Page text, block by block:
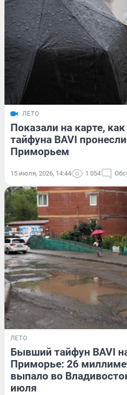
ЛЕТО
Показали на карте,
тайфуна BAVI
Приморьем
15 июля, 2026, 14:44 1 054
ЛЕТО
Бывший тайфун BAVI
Приморье: 26
выпало во
июля